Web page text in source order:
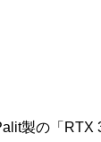
製の「RTX